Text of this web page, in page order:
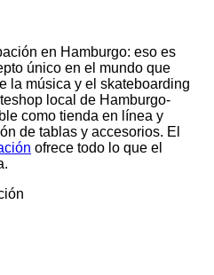
en Hamburgo: eso es
único en el mundo que
la música y el skateboarding
local de Hamburgo-
como tienda en línea y
de tablas y accesorios. El
ofrece todo lo que el